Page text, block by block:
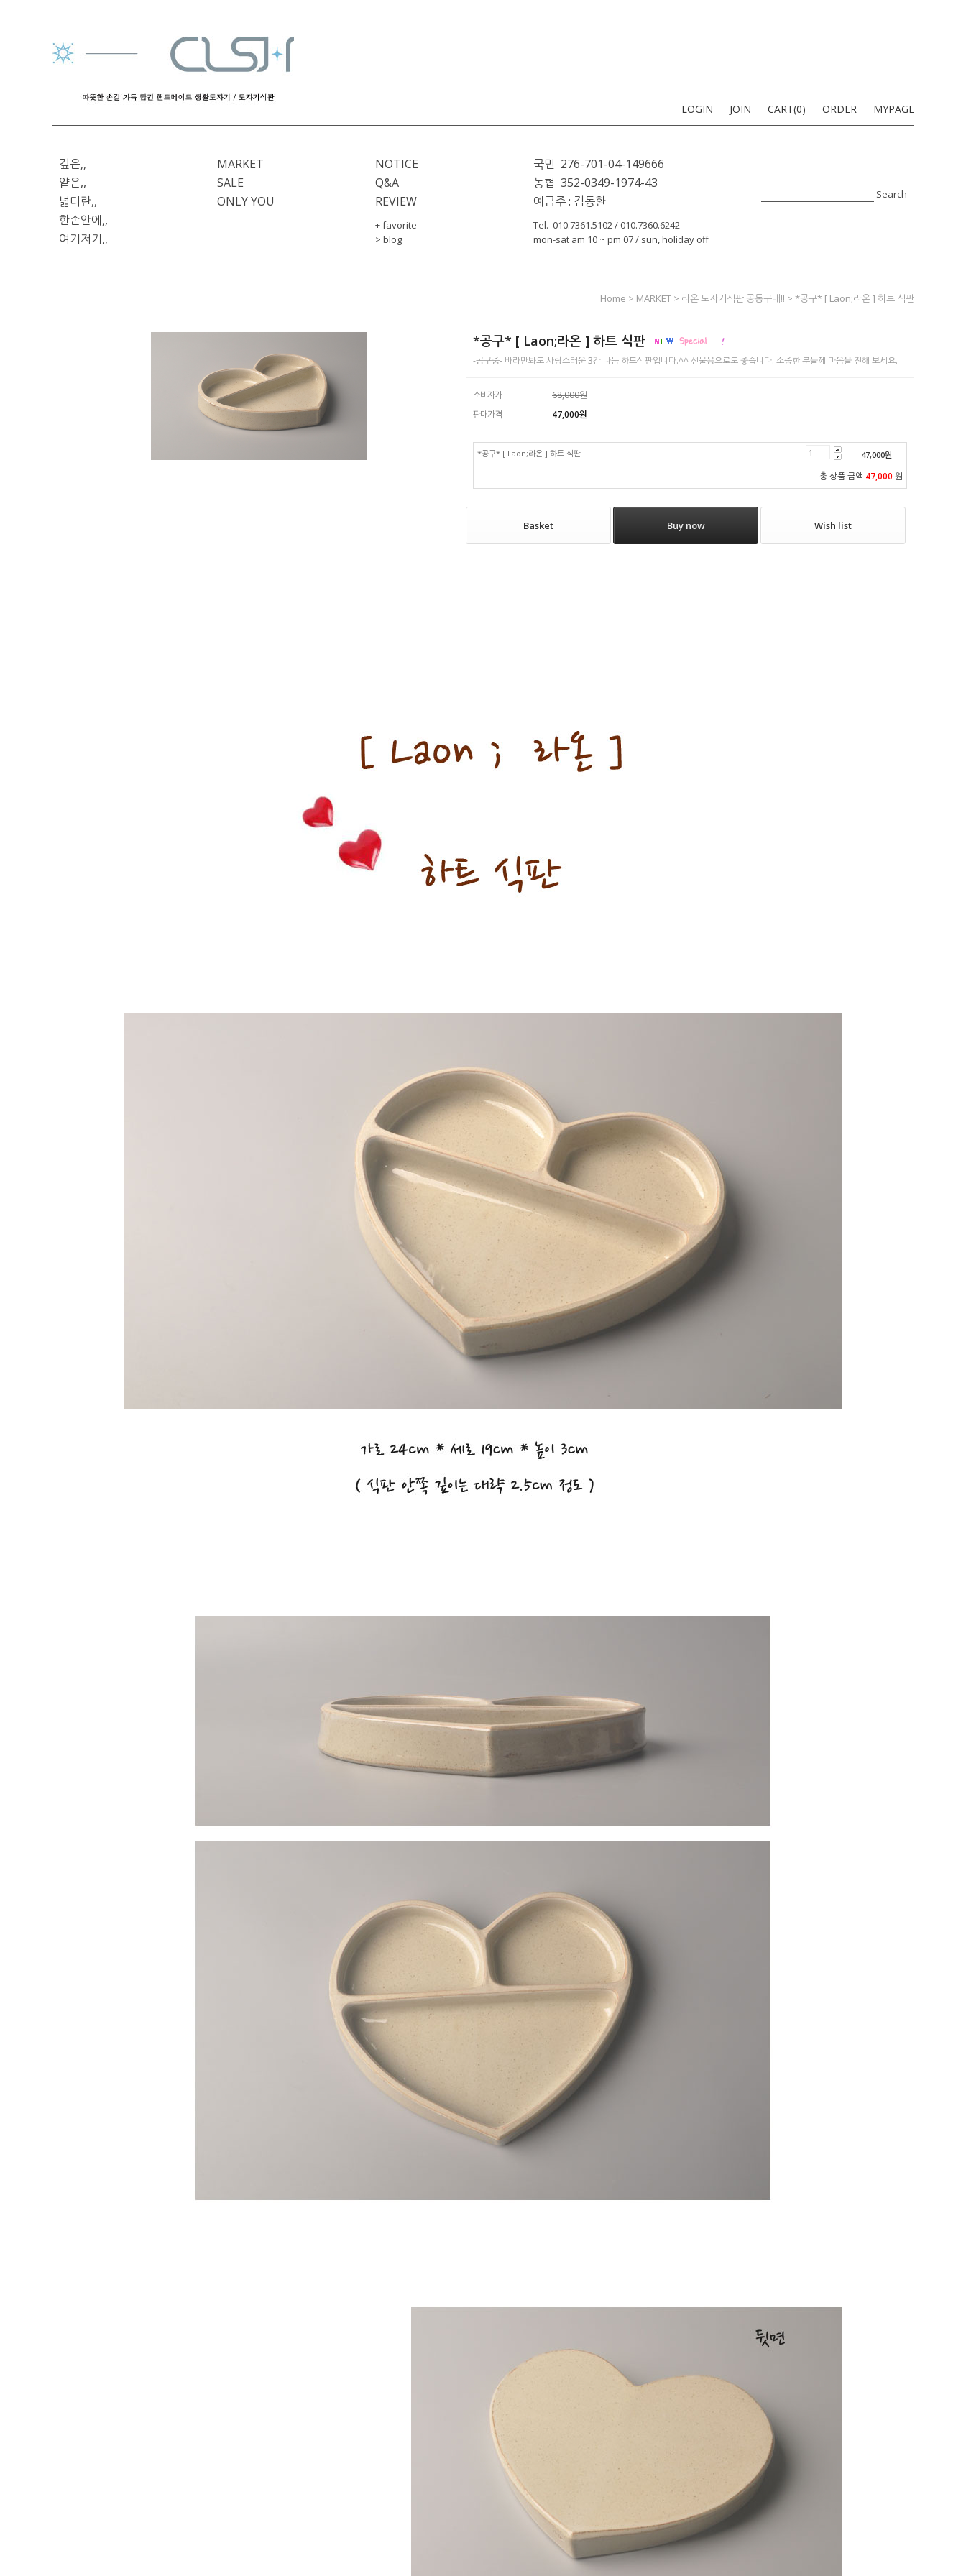
LOGIN JOIN CART(0) ORDER MYPAGE
깊은,,
얕은,,
넓다란,,
한손안에,,
여기저기,,
MARKET
SALE
ONLY YOU
NOTICE
Q&A
REVIEW
+ favorite
> blog
국민  276-701-04-149666
농협  352-0349-1974-43
예금주 : 김동환
Tel.  010.7361.5102 / 010.7360.6242
mon-sat am 10 ~ pm 07 / sun, holiday off
Search
Home > MARKET > 라온 도자기식판 공동구매!! > *공구* [ Laon;라온 ] 하트 식판
*공구* [ Laon;라온 ] 하트 식판
-공구중- 바라만봐도 사랑스러운 3칸 나눔 하트식판입니다.^^ 선물용으로도 좋습니다. 소중한 분들께 마음을 전해 보세요.
소비자가
68,000원
판매가격
47,000원
*공구* [ Laon;라온 ] 하트 식판 47,000원
총 상품 금액 47,000 원
Basket Buy now Wish list